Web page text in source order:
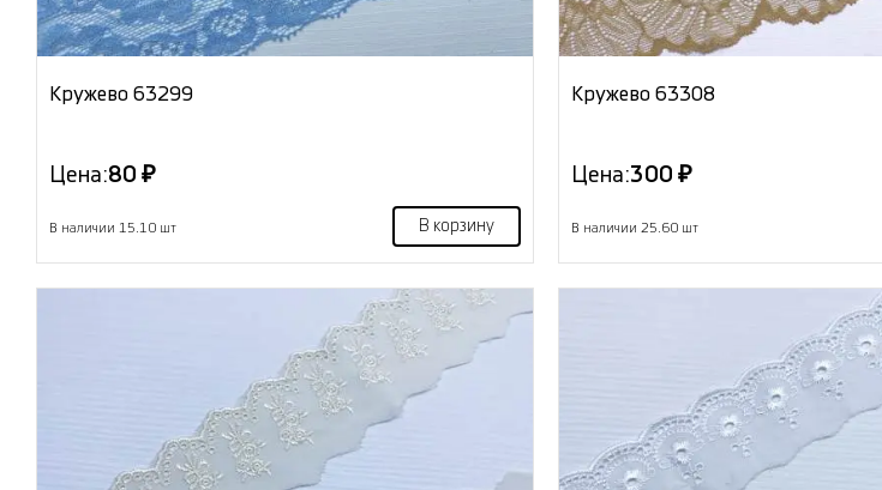
Кружево 63299
Цена:80 ₽
В наличии 15.10 шт В корзину
Кружево 63308
Цена:300 ₽
В наличии 25.60 шт